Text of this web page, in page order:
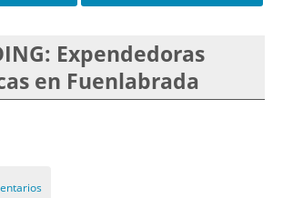
Expendedoras
en Fuenlabrada